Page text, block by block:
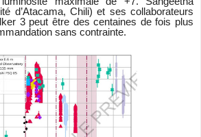
d’Atacama, Chili) et ses collaborateurs
3 peut être des centaines de fois plus
sans contrainte.